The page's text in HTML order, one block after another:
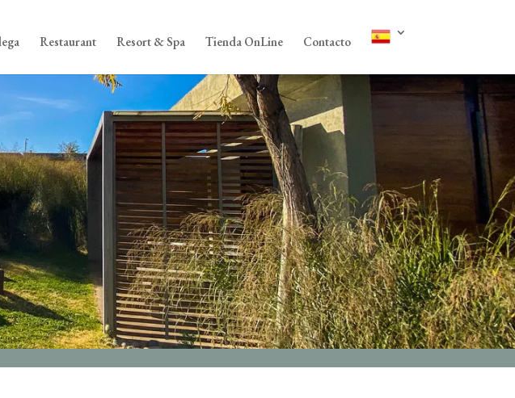
Restaurant Resort & Spa Tienda OnLine Contacto